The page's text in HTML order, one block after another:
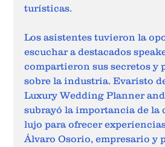
turísticas.
Los asistentes tuvieron la
escuchar a destacados
compartieron sus secretos y
sobre la industria. Evaristo
Luxury Wedding Planner
subrayó la importancia de la
lujo para ofrecer
Álvaro Osorio, empresario y